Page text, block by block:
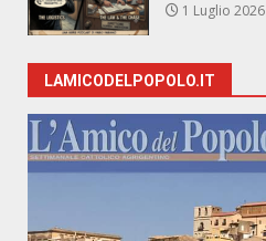
1 Luglio 2026
LAMICODELPOPOLO.IT